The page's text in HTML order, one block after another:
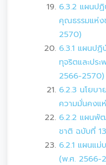
6.3.2 แผนป
คุณธรรมแห่ง
2570)
6.3.1 แผนป
ทุจริตและปร
2566-2570)
6.2.3 นโยบา
ความมั่นคงแ
6.2.2 แผนพั
ชาติ ฉบับที่
6.2.1 แผนแ
(พ.ศ. 2566-